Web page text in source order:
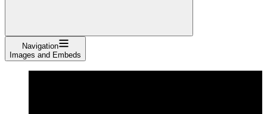
Navigation
Images and Embeds